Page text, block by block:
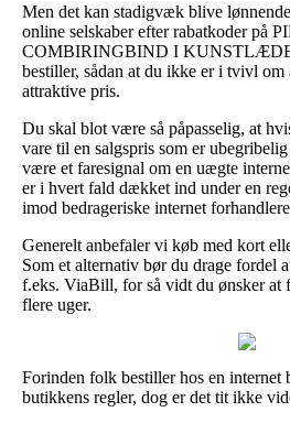
Men det kan stadigvæk blive
online selskaber efter rabatkoder på
COMBIRINGBIND I
bestiller, sådan at du ikke er i tvivl om
attraktive pris.
Du skal blot være så påpasselig, at
vare til en salgspris som er
være et faresignal om en uægte
er i hvert fald dækket ind under en
imod bedrageriske internet
Generelt anbefaler vi køb med kort
Som et alternativ bør du drage fordel
f.eks. ViaBill, for så vidt du ønsker at
flere uger.
Forinden folk bestiller hos en internet
butikkens regler, dog er det tit ikke